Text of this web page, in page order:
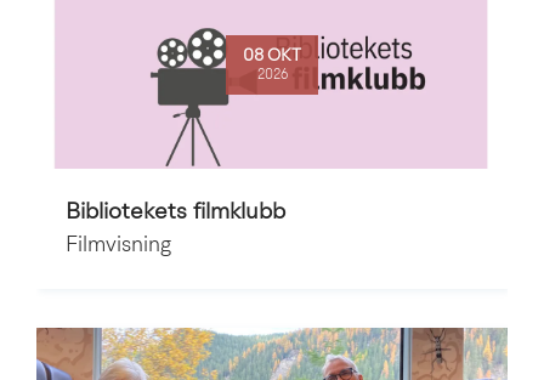
08 OKT
2026
Bibliotekets filmklubb
Filmvisning